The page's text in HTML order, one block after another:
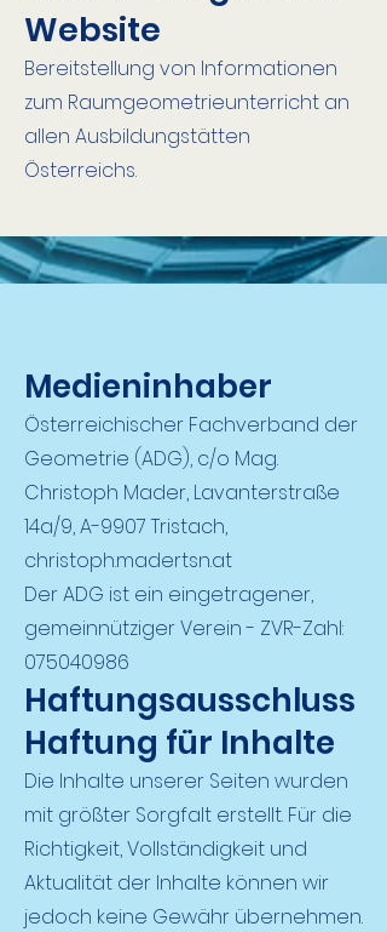
Website
Bereitstellung von Informationen
zum Raumgeometrieunterricht an
allen Ausbildungstätten
Österreichs.
Medieninhaber
Österreichischer Fachverband der
Geometrie (ADG), c/o Mag.
Christoph Mader, Lavanterstraße
14a/9, A-9907 Tristach,
christoph.madertsn.at
Der ADG ist ein eingetragener,
gemeinnütziger Verein - ZVR-Zahl:
075040986
Haftungsausschluss
Haftung für Inhalte
Die Inhalte unserer Seiten wurden
mit größter Sorgfalt erstellt. Für die
Richtigkeit, Vollständigkeit und
Aktualität der Inhalte können wir
jedoch keine Gewähr übernehmen.